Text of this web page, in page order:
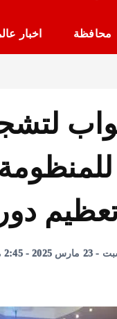
محافظة اخبار
2025 - 2:45 مساءً